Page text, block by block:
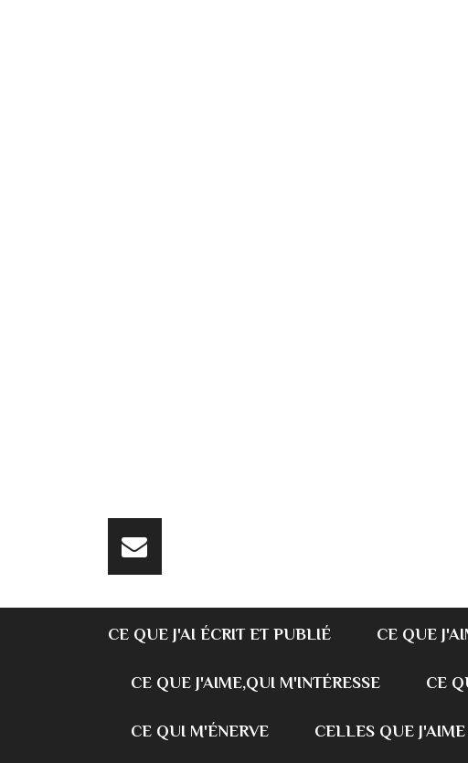
CE QUE J'AI ÉCRIT ET PUBLIÉ CE QUE
CE QUE J'AIME,QUI M'INTÉRESSE CE
CE QUI M'ÉNERVE CELLES QUE J'AIME